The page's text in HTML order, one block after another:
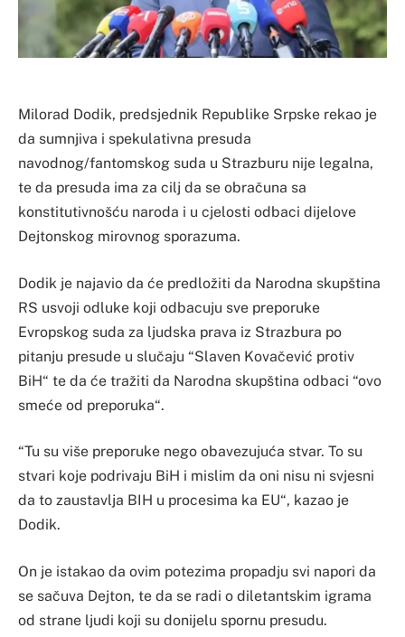
Milorad Dodik, predsjednik Republike Srpske rekao je
da sumnjiva i spekulativna presuda
navodnog/fantomskog suda u Strazburu nije legalna,
te da presuda ima za cilj da se obračuna sa
konstitutivnošću naroda i u cjelosti odbaci dijelove
Dejtonskog mirovnog sporazuma.
Dodik je najavio da će predložiti da Narodna skupština
RS usvoji odluke koji odbacuju sve preporuke
Evropskog suda za ljudska prava iz Strazbura po
pitanju presude u slučaju “Slaven Kovačević protiv
BiH“ te da će tražiti da Narodna skupština odbaci “ovo
smeće od preporuka“.
“Tu su više preporuke nego obavezujuća stvar. To su
stvari koje podrivaju BiH i mislim da oni nisu ni svjesni
da to zaustavlja BIH u procesima ka EU“, kazao je
Dodik.
On je istakao da ovim potezima propadju svi napori da
se sačuva Dejton, te da se radi o diletantskim igrama
od strane ljudi koji su donijelu spornu presudu.